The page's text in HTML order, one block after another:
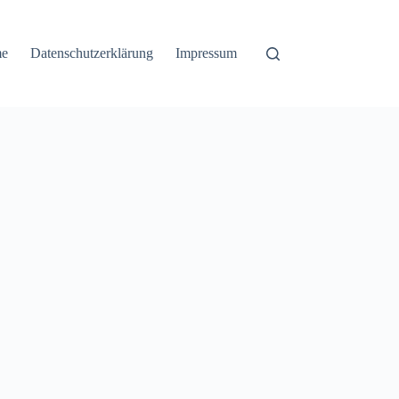
Datenschutzerklärung Impressum